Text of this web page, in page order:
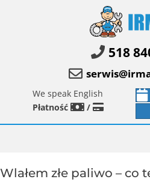
518
We speak English
Płatność
/
Wlałem złe paliwo – co